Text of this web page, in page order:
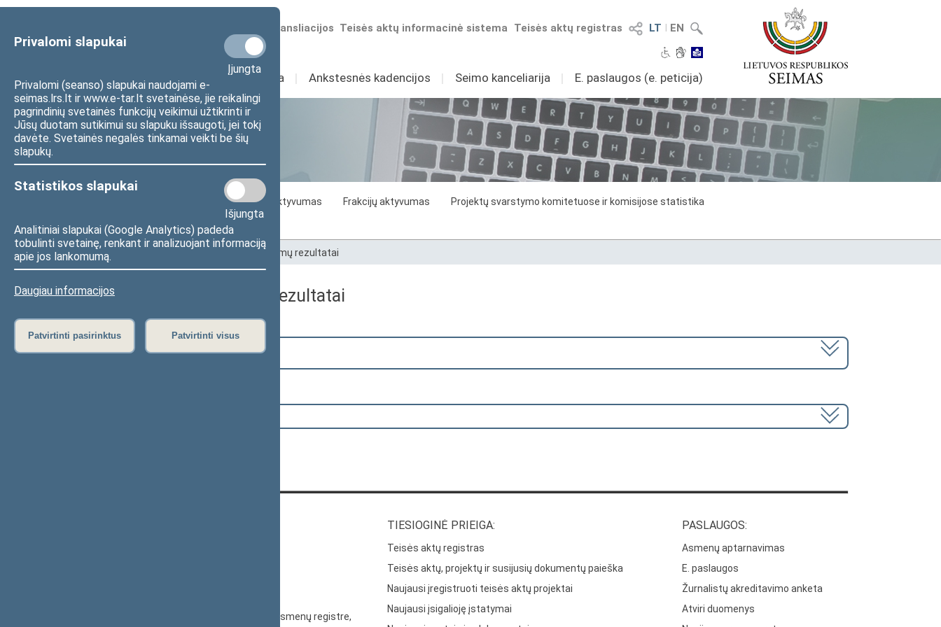
Privalomi slapukai
Įjungta
Privalomi (seanso) slapukai naudojami e-
seimas.lrs.lt ir www.e-tar.lt svetainėse, jie reikalingi
pagrindinių svetainės funkcijų veikimui užtikrinti ir
Jūsų duotam sutikimui su slapuku išsaugoti, jei tokį
davėte. Svetainės negalės tinkamai veikti be šių
slapukų.
Statistikos slapukai
Išjungta
Analitiniai slapukai (Google Analytics) padeda
tobulinti svetainę, renkant ir analizuojant informaciją
apie jos lankomumą.
Daugiau informacijos
Patvirtinti pasirinktus Patvirtinti visus
LT I EN
Teisės aktų registras
Teisės aktų informacinė sistema
Numatomos transliacijos
Sudėtis Veikla I Ankstesnės kadencijos I Seimo kanceliarija I E. paslaugos (e. peticija)
Statistika
Seimo narių aktyvumas Frakcijų aktyvumas
Projektų svarstymo komitetuose ir komisijose statistika
Seimo narių balsavimų rezultatai
Pradžia Seimo narių balsavimų rezultatai
Seimo narių balsavimų rezultatai
Pasirinkite kadenciją:
2024–2028 metų kadencija
Duomenys kaupiami ir saugomi Juridinių asmenų registre,
TIESIOGINĖ PRIEIGA:
Teisės aktų registras
Teisės aktų, projektų ir susijusių dokumentų paieška
Naujausi įregistruoti teisės aktų projektai
Naujausi įsigalioję įstatymai
PASLAUGOS:
Asmenų aptarnavimas
E. paslaugos
Žurnalistų akreditavimo anketa
Atviri duomenys